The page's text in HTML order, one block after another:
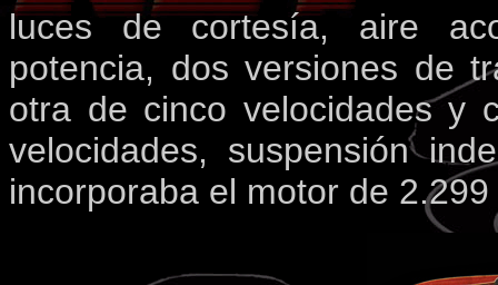
luces de cortesía, aire
potencia, dos versiones de
otra de cinco velocidades y
velocidades, suspensión
incorporaba el motor de